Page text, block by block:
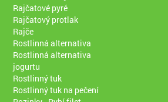
Rajčatové pyré
Rajčatový protlak
Rajče
Rostlinná alternativa
Rostlinná alternativa
jogurtu
Rostlinný tuk
Rostlinný tuk na pečení